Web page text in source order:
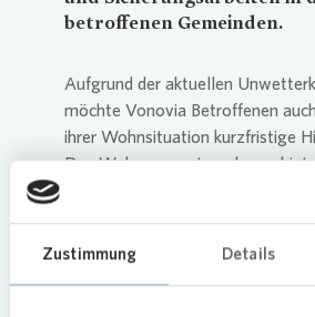
Zustimmung Details
betroffenen Gemeinden.
Aufgrund der aktuellen
möchte Vonovia Betroffenen
ihrer Wohnsituation kurzfristige
Das Wohnungsunternehmen
mehrere Wohnungen im Raum
verfügbar wären. Zudem sind die
den Zeitraum von einem Monat